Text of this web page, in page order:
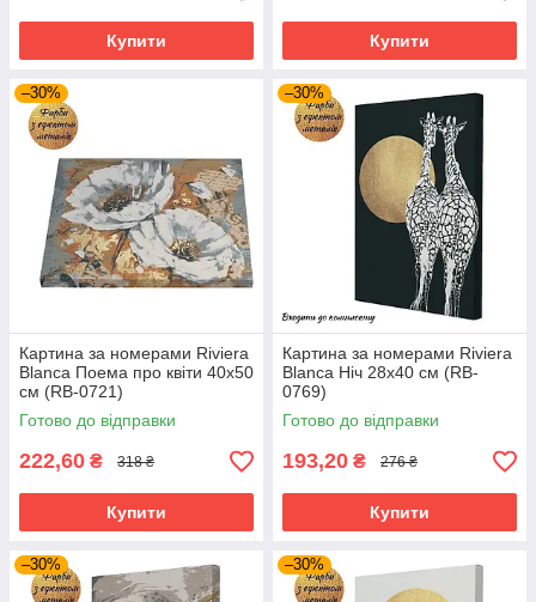
Купити Купити
–30%
Картина за номерами Riviera
Blanca Поема про квіти 40x50
см (RB-0721)
Готово до відправки
222,60 ₴ 318 ₴
Купити
–30%
Картина за номерами Riviera
Blanca Ніч 28x40 см (RB-
0769)
Готово до відправки
193,20 ₴ 276 ₴
Купити
–30% –30%